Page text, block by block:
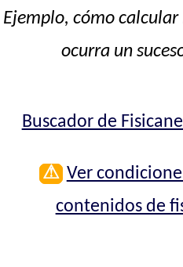
Ejemplo, cómo
ocurra un
Buscador de
⚠ Ver
contenidos de